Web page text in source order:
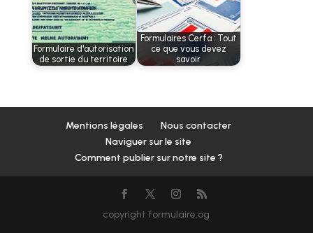
Formulaire d'autorisation
de sortie du territoire
Formulaires Cerfa : Tout
ce que vous devez
savoir
Mentions légales
Nous contacter
Naviguer sur le site
Comment publier sur notre site ?
copyright formulaire.og